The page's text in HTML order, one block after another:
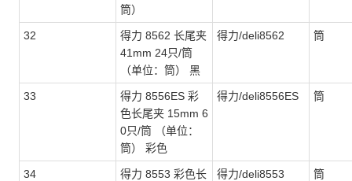
筒）
32
得力 8562 长尾夹
41mm 24只/筒
（单位：筒） 黑
得力/deli8562 筒
33
得力 8556ES 彩
色长尾夹 15mm 6
0只/筒 （单位：
筒） 彩色
得力/deli8556ES 筒
34
得力 8553 彩色长
得力/deli8553 筒